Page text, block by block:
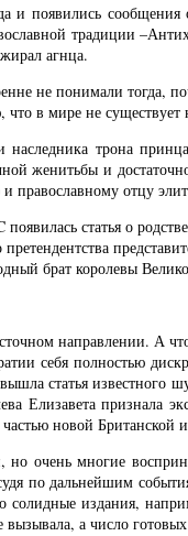
появились
традиции
агнца.
не понимали тогда,
что в мире не
трона
женитьбы и
православному отцу
статья о
брат королевы
направлении. А
себя полностью
статья известного
Елизавета
новой Британской
очень многие
по дальнейшим
солидные издания,
а число